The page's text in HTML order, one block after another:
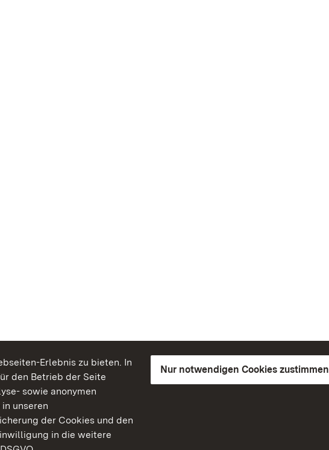
Erlebnis zu bieten. In
den Betrieb der Seite
sowie anonymen
unseren
der Cookies und den
in die weitere
Nur notwendigen Cookies zustimmen